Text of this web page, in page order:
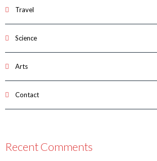
Travel
Science
Arts
Contact
Recent Comments